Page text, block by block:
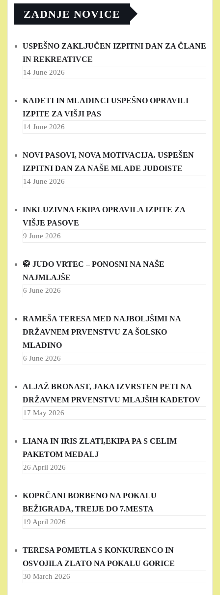
ZADNJE NOVICE
USPEŠNO ZAKLJUČEN IZPITNI DAN ZA ČLANE
IN REKREATIVCE
14 June 2026
KADETI IN MLADINCI USPEŠNO OPRAVILI
IZPITE ZA VIŠJI PAS
14 June 2026
NOVI PASOVI, NOVA MOTIVACIJA. USPEŠEN
IZPITNI DAN ZA NAŠE MLADE JUDOISTE
14 June 2026
INKLUZIVNA EKIPA OPRAVILA IZPITE ZA
VIŠJE PASOVE
9 June 2026
🥋 JUDO VRTEC – PONOSNI NA NAŠE
NAJMLAJŠE
6 June 2026
RAMEŠA TERESA MED NAJBOLJŠIMI NA
DRŽAVNEM PRVENSTVU ZA ŠOLSKO
MLADINO
6 June 2026
ALJAŽ BRONAST, JAKA IZVRSTEN PETI NA
DRŽAVNEM PRVENSTVU MLAJŠIH KADETOV
17 May 2026
LIANA IN IRIS ZLATI,EKIPA PA S CELIM
PAKETOM MEDALJ
26 April 2026
KOPRČANI BORBENO NA POKALU
BEŽIGRADA, TREIJE DO 7.MESTA
19 April 2026
TERESA POMETLA S KONKURENCO IN
OSVOJILA ZLATO NA POKALU GORICE
30 March 2026